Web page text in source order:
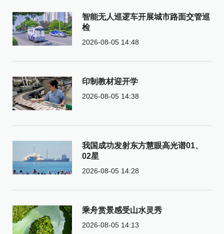
智能无人巡逻车开展城市路面交管巡
检
2026-08-05 14:48
印制教材迎开学
2026-08-05 14:38
我国成功发射东方慧眼高光谱01、
02星
2026-08-05 14:28
乘舟赏景感受山水灵秀
2026-08-05 14:13